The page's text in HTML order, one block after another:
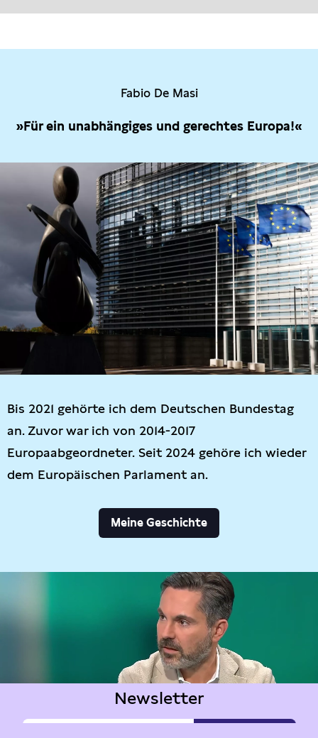
Fabio De Masi
»Für ein unabhängiges und gerechtes Europa!«
Bis 2021 gehörte ich dem Deutschen Bundestag
an. Zuvor war ich von 2014-2017
Europaabgeordneter. Seit 2024 gehöre ich wieder
dem Europäischen Parlament an.
Meine Geschichte
Newsletter